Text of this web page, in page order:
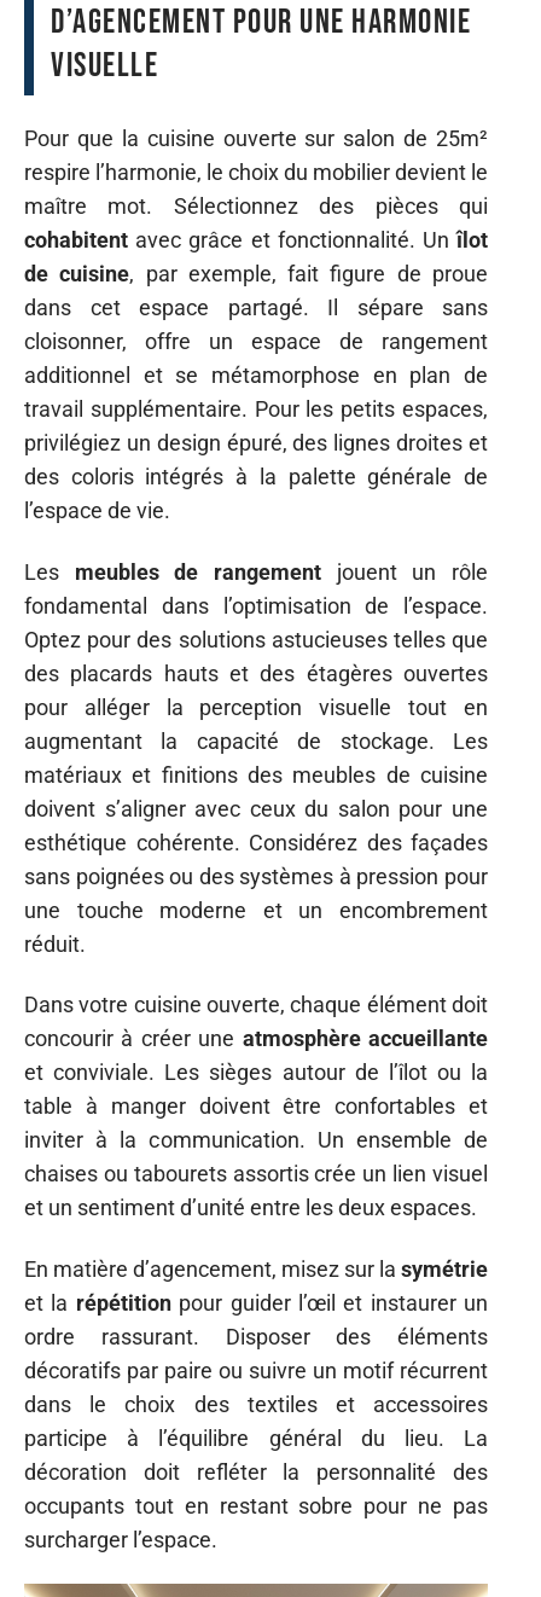
d’agencement pour une harmonie
visuelle
Pour que la cuisine ouverte sur salon de 25m²
respire l’harmonie, le choix du mobilier devient le
maître mot. Sélectionnez des pièces qui
cohabitent avec grâce et fonctionnalité. Unîlot
de cuisine, par exemple, fait figure de proue
dans cet espace partagé. Il sépare sans
cloisonner, offre un espace de rangement
additionnel et se métamorphose en plan de
travail supplémentaire. Pour les petits espaces,
privilégiez un design épuré, des lignes droites et
des coloris intégrés à la palette générale de
l’espace de vie.
Les meubles de rangement jouent un rôle
fondamental dans l’optimisation de l’espace.
Optez pour des solutions astucieuses telles que
des placards hauts et des étagères ouvertes
pour alléger la perception visuelle tout en
augmentant la capacité de stockage. Les
matériaux et finitions des meubles de cuisine
doivent s’aligner avec ceux du salon pour une
esthétique cohérente. Considérez des façades
sans poignées ou des systèmes à pression pour
une touche moderne et un encombrement
réduit.
Dans votre cuisine ouverte, chaque élément doit
concourir à créer une atmosphère accueillante
et conviviale. Les sièges autour de l’îlot ou la
table à manger doivent être confortables et
inviter à la communication. Un ensemble de
chaises ou tabourets assortis crée un lien visuel
et un sentiment d’unité entre les deux espaces.
En matière d’agencement, misez sur la symétrie
et la répétitionpour guider l’œil et instaurer un
ordre rassurant. Disposer des éléments
décoratifs par paire ou suivre un motif récurrent
dans le choix des textiles et accessoires
participe à l’équilibre général du lieu. La
décoration doit refléter la personnalité des
occupants tout en restant sobre pour ne pas
surcharger l’espace.